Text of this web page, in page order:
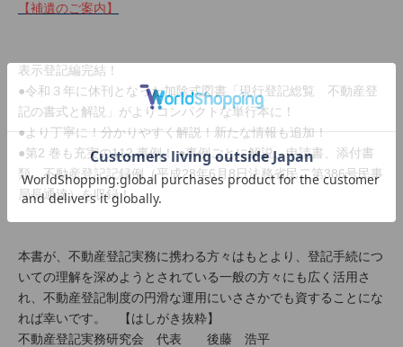
【補遺のご案内】
表示登記編完結！
●令和３年に休刊となった加除式図書「現行登記総覧 不動産登
記の書式と解説」がよりコンパクトな単行本に！
●より丁寧に！分かりやすく解説！新たな情報も追加！
●第2 巻も充実の112 事例！ ●事例ごとに解説、申請書、添付書
類、不動産登記記録例（平成28年6月8日法務省民二第386号民事
局長通達）を収録！
本書が、不動産登記実務に携わる方々はもとより、登記手続につ
いての理解を深めようとされている一般の方々にも広く活用さ
れ、不動産登記制度の円滑な運用にいささかでも資することにな
れば幸いです。 【はしがき抜粋】
不動産登記実務研究会 代表 後藤 浩平